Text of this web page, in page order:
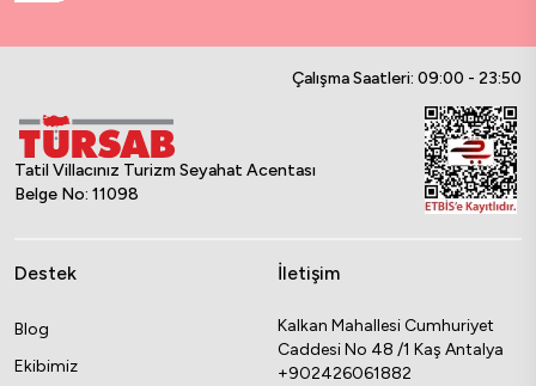
Çalışma Saatleri: 09:00 - 23:50
Tatil Villacınız Turizm Seyahat Acentası
Belge No: 11098
Destek
Blog
Ekibimiz
İletişim
Kalkan Mahallesi Cumhuriyet
Caddesi No 48 /1 Kaş Antalya
+902426061882